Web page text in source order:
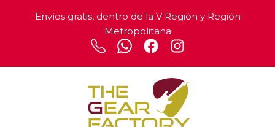
Envíos gratis, dentro de la V Región y Región
Metropolitana